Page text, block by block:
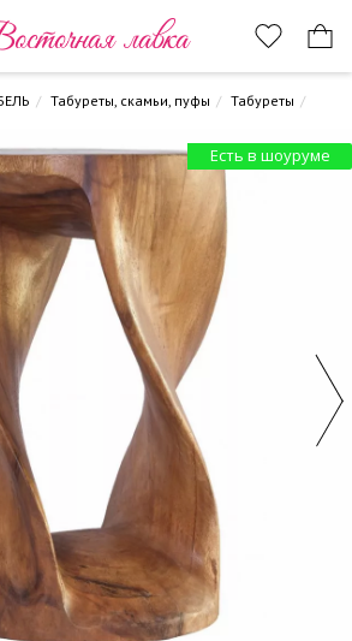
лавка
Табуреты, скамьи, пуфы Табуреты
Есть в шоуруме